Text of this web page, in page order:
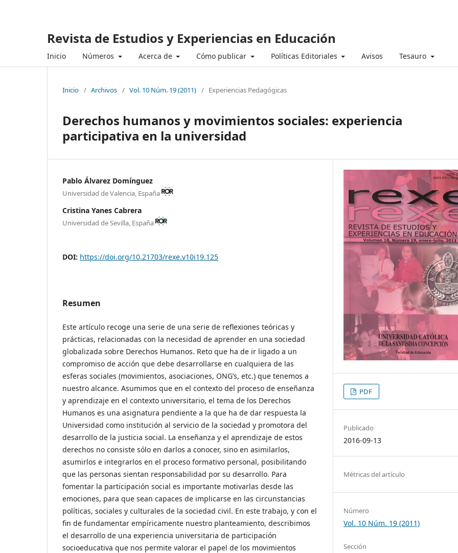
Revista de Estudios y Experiencias en Educación
Inicio Números Acerca de Cómo publicar Políticas Editoriales Avisos Tesauro
Inicio / Archivos / Vol. 10 Núm. 19 (2011) / Experiencias Pedagógicas
Derechos humanos y movimientos sociales: experiencia
participativa en la universidad
Pablo Álvarez Domínguez
Universidad de Valencia, España
Cristina Yanes Cabrera
Universidad de Sevilla, España
DOI: https://doi.org/10.21703/rexe.v10i19.125
Resumen
Este artículo recoge una serie de una serie de reflexiones teóricas y
prácticas, relacionadas con la necesidad de aprender en una sociedad
globalizada sobre Derechos Humanos. Reto que ha de ir ligado a un
compromiso de acción que debe desarrollarse en cualquiera de las
esferas sociales (movimientos, asociaciones, ONG’s, etc.) que tenemos a
nuestro alcance. Asumimos que en el contexto del proceso de enseñanza
y aprendizaje en el contexto universitario, el tema de los Derechos
Humanos es una asignatura pendiente a la que ha de dar respuesta la
Universidad como institución al servicio de la sociedad y promotora del
desarrollo de la justicia social. La enseñanza y el aprendizaje de estos
derechos no consiste sólo en darlos a conocer, sino en asimilarlos,
asumirlos e integrarlos en el proceso formativo personal, posibilitando
que las personas sientan responsabilidad por su desarrollo. Para
fomentar la participación social es importante motivarlas desde las
emociones, para que sean capaces de implicarse en las circunstancias
políticas, sociales y culturales de la sociedad civil. En este trabajo, y con el
fin de fundamentar empíricamente nuestro planteamiento, describimos
el desarrollo de una experiencia universitaria de participación
socioeducativa que nos permite valorar el papel de los movimientos
PDF
Publicado
2016-09-13
Métricas del artículo
Número
Vol. 10 Núm. 19 (2011)
Sección